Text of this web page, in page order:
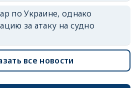
по Украине, однако
за атаку на судно
все новости